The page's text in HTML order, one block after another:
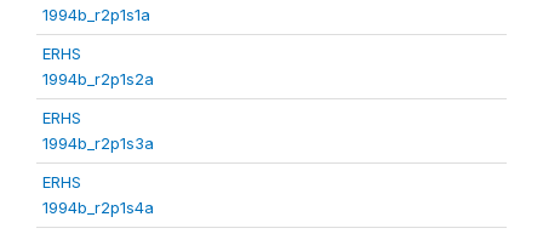
1994b_r2p1s1a
ERHS
1994b_r2p1s2a
ERHS
1994b_r2p1s3a
ERHS
1994b_r2p1s4a